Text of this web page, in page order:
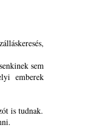
sem
emberek
is tudnak.